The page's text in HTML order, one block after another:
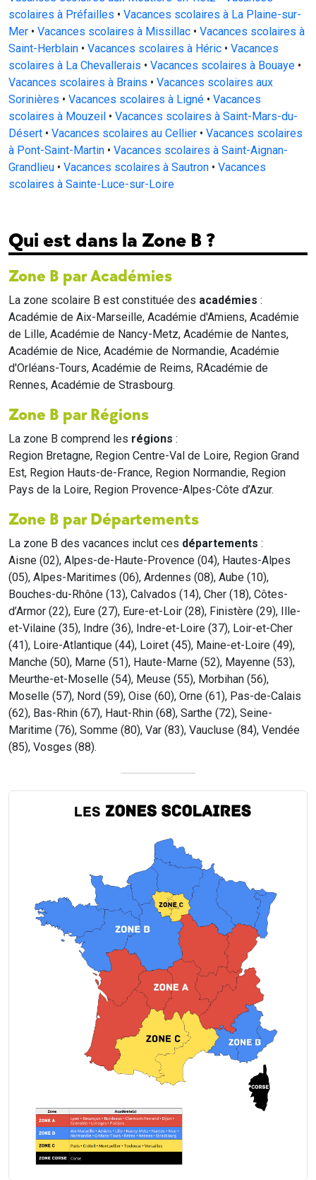
scolaires à Préfailles • Vacances scolaires à La Plaine-sur-
Mer • Vacances scolaires à Missillac • Vacances scolaires à
Saint-Herblain • Vacances scolaires à Héric • Vacances
scolaires à La Chevallerais • Vacances scolaires à Bouaye •
Vacances scolaires à Brains • Vacances scolaires aux
Sorinières • Vacances scolaires à Ligné • Vacances
scolaires à Mouzeil • Vacances scolaires à Saint-Mars-du-
Désert • Vacances scolaires au Cellier • Vacances scolaires
à Pont-Saint-Martin • Vacances scolaires à Saint-Aignan-
Grandlieu • Vacances scolaires à Sautron • Vacances
scolaires à Sainte-Luce-sur-Loire
Qui est dans la Zone B ?
Zone B par Académies
La zone scolaire B est constituée des académies :
Académie de Aix-Marseille, Académie d'Amiens, Académie
de Lille, Académie de Nancy-Metz, Académie de Nantes,
Académie de Nice, Académie de Normandie, Académie
d'Orléans-Tours, Académie de Reims, RAcadémie de
Rennes, Académie de Strasbourg.
Zone B par Régions
La zone B comprend les régions :
Region Bretagne, Region Centre-Val de Loire, Region Grand
Est, Region Hauts-de-France, Region Normandie, Region
Pays de la Loire, Region Provence-Alpes-Côte d’Azur.
Zone B par Départements
La zone B des vacances inclut ces départements :
Aisne (02), Alpes-de-Haute-Provence (04), Hautes-Alpes
(05), Alpes-Maritimes (06), Ardennes (08), Aube (10),
Bouches-du-Rhône (13), Calvados (14), Cher (18), Côtes-
d’Armor (22), Eure (27), Eure-et-Loir (28), Finistère (29), Ille-
et-Vilaine (35), Indre (36), Indre-et-Loire (37), Loir-et-Cher
(41), Loire-Atlantique (44), Loiret (45), Maine-et-Loire (49),
Manche (50), Marne (51), Haute-Marne (52), Mayenne (53),
Meurthe-et-Moselle (54), Meuse (55), Morbihan (56),
Moselle (57), Nord (59), Oise (60), Orne (61), Pas-de-Calais
(62), Bas-Rhin (67), Haut-Rhin (68), Sarthe (72), Seine-
Maritime (76), Somme (80), Var (83), Vaucluse (84), Vendée
(85), Vosges (88).